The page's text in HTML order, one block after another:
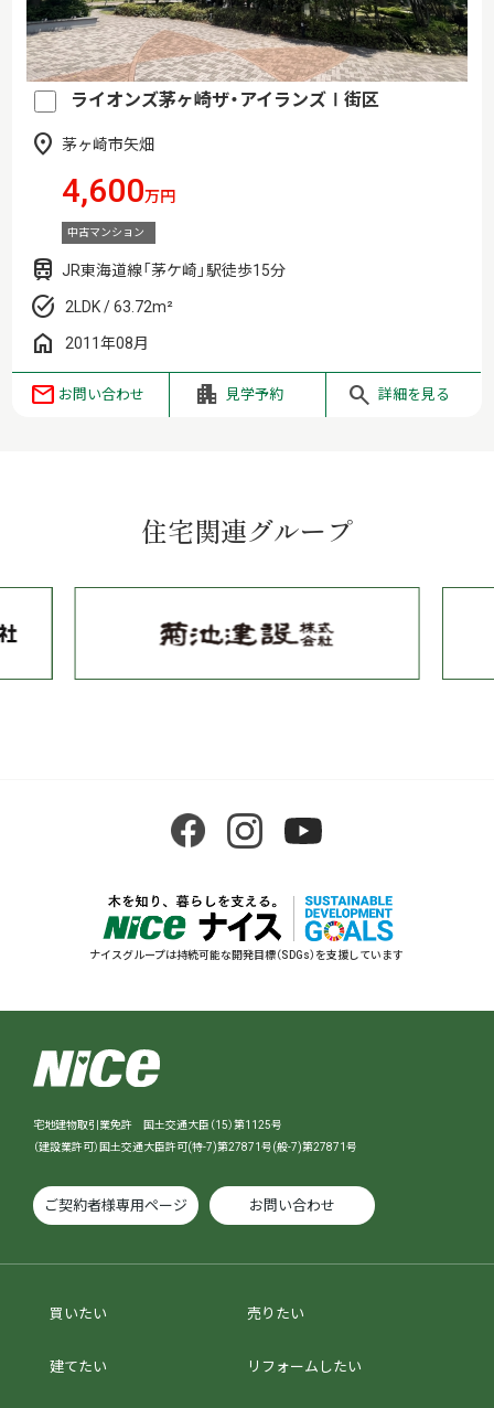
ライオンズ茅ヶ崎ザ・アイランズⅠ街区
茅ヶ崎市矢畑
4,600万円
中古マンション
JR東海道線「茅ケ崎」駅徒歩15分
2LDK / 63.72m²
2011年08月
お問い合わせ 見学予約 詳細を見る
住宅関連グループ
ナイスグループは持続可能な開発目標（SDGs）を支援しています
宅地建物取引業免許 国土交通大臣（15）第1125号
（建設業許可）国土交通大臣許可(特-7)第27871号(般-7)第27871号
ご契約者様専用ページ お問い合わせ
買いたい 売りたい
建てたい リフォームしたい